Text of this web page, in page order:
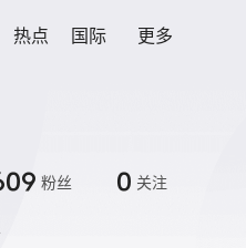
热点 国际 更多
粉丝 0 关注